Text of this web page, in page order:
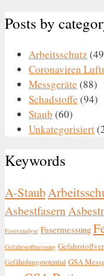
Posts by
Arbeitsschutz
Coronaviren
Messgeräte (88)
Schadstoffe (94)
Staub (60)
Unkategorisiert
Keywords
A-Staub
Asbestfasern
Faseranalyse Fasermessung
Gefahrstoffmessung
Gefährdungspotential GSA